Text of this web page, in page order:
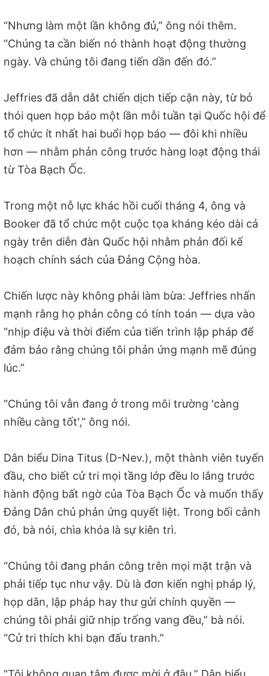
“Nhưng làm một lần không đủ,” ông nói thêm.
“Chúng ta cần biến nó thành hoạt động thường
ngày. Và chúng tôi đang tiến dần đến đó.”
Jeffries đã dẫn dắt chiến dịch tiếp cận này, từ bỏ
thói quen họp báo một lần mỗi tuần tại Quốc hội để
tổ chức ít nhất hai buổi họp báo — đôi khi nhiều
hơn — nhằm phản công trước hàng loạt động thái
từ Tòa Bạch Ốc.
Trong một nỗ lực khác hồi cuối tháng 4, ông và
Booker đã tổ chức một cuộc tọa kháng kéo dài cả
ngày trên diễn đàn Quốc hội nhằm phản đối kế
hoạch chính sách của Đảng Cộng hòa.
Chiến lược này không phải làm bừa: Jeffries nhấn
mạnh rằng họ phản công có tính toán — dựa vào
“nhịp điệu và thời điểm của tiến trình lập pháp để
đảm bảo rằng chúng tôi phản ứng mạnh mẽ đúng
lúc.”
“Chúng tôi vẫn đang ở trong môi trường 'càng
nhiều càng tốt',” ông nói.
Dân biểu Dina Titus (D-Nev.), một thành viên tuyến
đầu, cho biết cử tri mọi tầng lớp đều lo lắng trước
hành động bất ngờ của Tòa Bạch Ốc và muốn thấy
Đảng Dân chủ phản ứng quyết liệt. Trong bối cảnh
đó, bà nói, chìa khóa là sự kiên trì.
“Chúng tôi đang phản công trên mọi mặt trận và
phải tiếp tục như vậy. Dù là đơn kiến nghị pháp lý,
họp dân, lập pháp hay thư gửi chính quyền —
chúng tôi phải giữ nhịp trống vang đều,” bà nói.
“Cử tri thích khi bạn đấu tranh.”